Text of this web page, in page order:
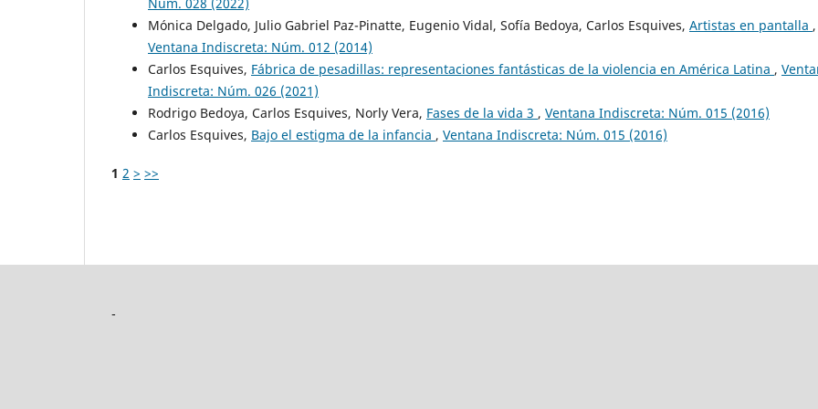
Mónica Delgado, Julio Gabriel Paz-Pinatte, Eugenio Vidal, Sofía Bedoya, Carlos Esquives, Artistas en pantalla ,
Ventana Indiscreta: Núm. 012 (2014)
Carlos Esquives, Fábrica de pesadillas: representaciones fantásticas de la violencia en América Latina ,
Indiscreta: Núm. 026 (2021)
Rodrigo Bedoya, Carlos Esquives, Norly Vera, Fases de la vida 3 , Ventana Indiscreta: Núm. 015 (2016)
Carlos Esquives, Bajo el estigma de la infancia , Ventana Indiscreta: Núm. 015 (2016)
1 2 > >>
-